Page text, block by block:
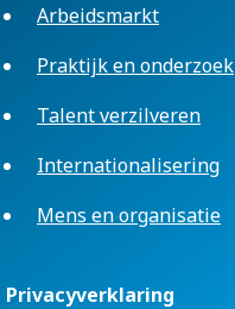
Arbeidsmarkt
Praktijk en onderzoek
Talent verzilveren
Internationalisering
Mens en organisatie
Privacyverklaring